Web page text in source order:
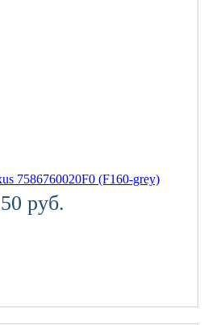
7586760020F0 (F160-grey)
руб.